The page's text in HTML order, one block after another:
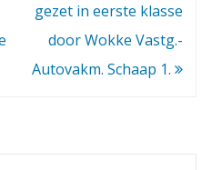
gezet in eerste klasse
door Wokke Vastg.-
Autovakm. Schaap 1.